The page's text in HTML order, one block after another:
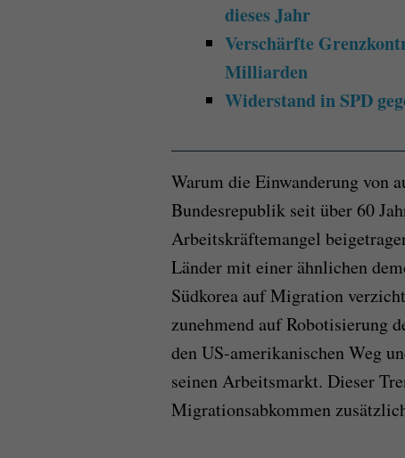
dieses Jahr
Verschärfte
Milliarden
Widerstand in SPD
Warum die Einwanderung von
Bundesrepublik seit über 60
Arbeitskräftemangel
Länder mit einer ähnlichen
Südkorea auf Migration
zunehmend auf Robotisierung
den US-amerikanischen Weg
seinen Arbeitsmarkt. Dieser
Migrationsabkommen